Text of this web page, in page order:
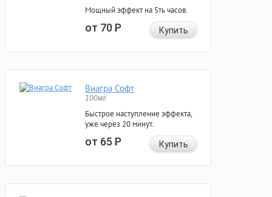
Мощный эффект на 5ть часов.
от 70Р Купить
Виагра Софт
100мг
Быстрое наступление эффекта,
уже через 20 минут.
от 65Р Купить